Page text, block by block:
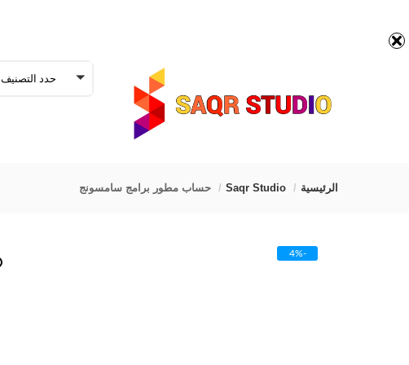
حدد التصنيف
الرئيسية Saqr Studio حساب مطور برامج سامسونج
-4%